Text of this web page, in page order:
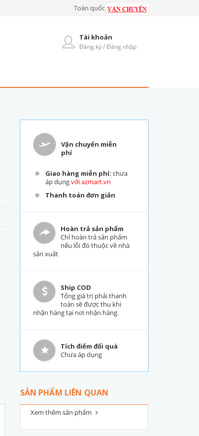
Toàn quốc
Tài khoản
Đăng ký / Đăng nhập
Vận chuyển miễn
phí
Giao hàng miễn phí: chưa
áp dụngvới azmart.vn
Thanh toán đơn giản
Hoàn trả sản phẩm
Chỉ hoàn trả sản phẩm
nếu lỗi đó thuộc về nhà
sản xuất
Ship COD
Tổng giá trị phải thanh
toán sẽ được thu khi
nhận hàng tại nơi nhận hàng.
Tích điểm đổi quà
Chưa áp dụng
SẢN PHẨM LIÊN QUAN
Xem thêm sản phẩm